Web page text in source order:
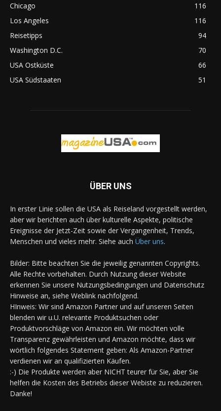
Chicago
116
Los Angeles
116
Reisetipps
94
Washington D.C.
70
USA Ostküste
66
USA Südstaaten
51
ÜBER UNS
In erster Linie sollen die USA als Reiseland vorgestellt werden,
aber wir berichten auch über kulturelle Aspekte, politische
Ereignisse der Jetzt-Zeit sowie der Vergangenheit, Trends,
Menschen und vieles mehr. Siehe auch Über uns.
Bilder: Bitte beachten Sie die jeweilig genannten Copyrights.
Alle Rechte vorbehalten. Durch Nutzung dieser Website
erkennen Sie unsere Nutzungsbedingungen und Datenschutz
Hinweise an, siehe Weblink nachfolgend.
HInweis: Wir sind Amazon Partner und auf unseren Seiten
blenden wir u.U. relevante Produktsuchen oder
Produktvorschläge von Amazon ein. Wir möchten volle
Transparenz gewährleisten und Amazon möchte, dass wir
wörtlich folgendes Statement geben: Als Amazon-Partner
verdienen wir an qualifizierten Käufen.
:-) Die Produkte werden aber NICHT teurer für Sie, aber Sie
helfen die Kosten des Betriebs dieser Webiste zu reduzieren.
Danke!